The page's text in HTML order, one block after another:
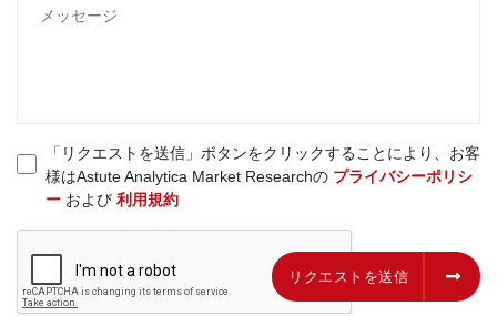
「リクエストを送信」ボタンをクリックすることにより、お客
様はAstute Analytica Market Researchの プライバシーポリシ
ーおよび 利用規約
リクエストを送信 リクエストを送信